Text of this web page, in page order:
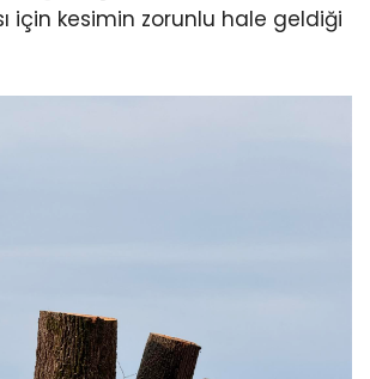
için kesimin zorunlu hale geldiği